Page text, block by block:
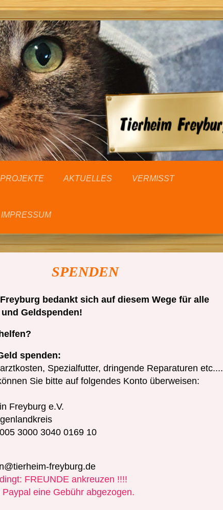
AKTUELLES VERMISST
IMPRESSUM
SPENDEN
bedankt sich auf diesem Wege für alle
Geldspenden!
spenden:
Spezialfutter, dringende Reparaturen etc....
Sie bitte auf folgendes Konto überweisen:
Freyburg e.V.
3000 3040 0169 10
freyburg.de
FREUNDE ankreuzen !!!!
eine Gebühr abgezogen.